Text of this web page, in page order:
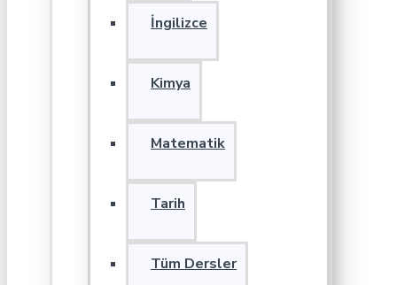
İngilizce
Kimya
Matematik
Tarih
Tüm Dersler